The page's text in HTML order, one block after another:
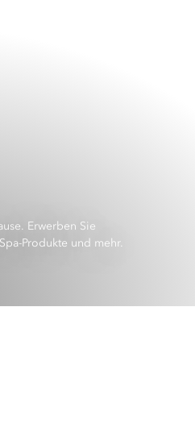
Erwerben Sie
Produkte und mehr.